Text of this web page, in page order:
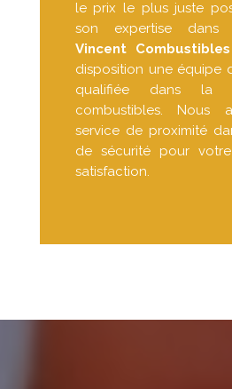
le prix le plus juste
son expertise dans
Vincent Combustibles
disposition une équipe
qualifiée dans la
combustibles. Nous
service de proximité
de sécurité pour
satisfaction.